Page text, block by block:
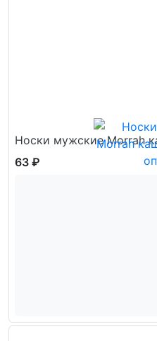
Носки мужские Morrah
63 ₽